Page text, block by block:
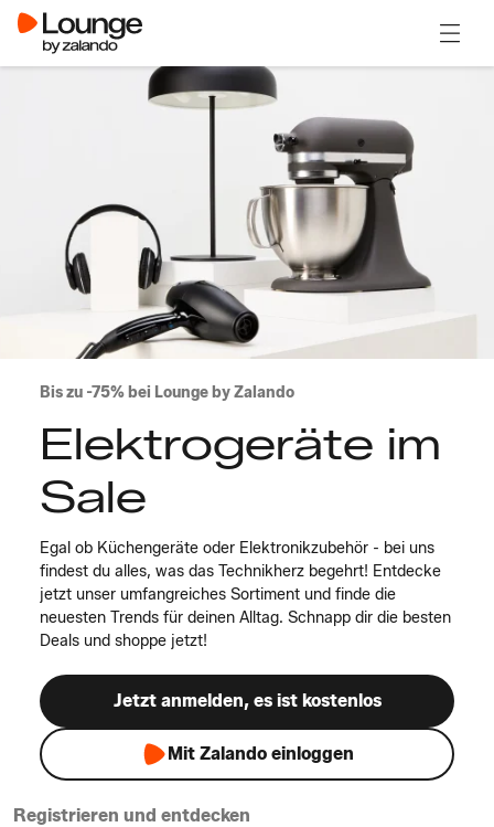
Bis zu -75% bei Lounge by Zalando
Elektrogeräte im
Sale
Egal ob Küchengeräte oder Elektronikzubehör - bei uns
findest du alles, was das Technikherz begehrt! Entdecke
jetzt unser umfangreiches Sortiment und finde die
neuesten Trends für deinen Alltag. Schnapp dir die besten
Deals und shoppe jetzt!
Jetzt anmelden, es ist kostenlos
Mit Zalando einloggen
Registrieren und entdecken